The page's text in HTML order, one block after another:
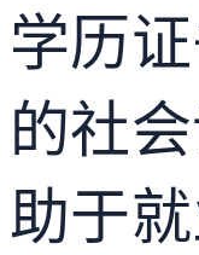
学历
的社
助于就